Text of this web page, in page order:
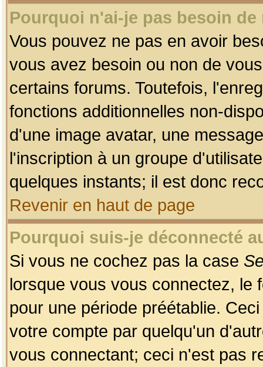
Pourquoi n'ai-je pas besoin
Vous pouvez ne pas en avoir
vous avez besoin ou non de
certains forums. Toutefois,
fonctions additionnelles non-
d'une image avatar, une
l'inscription à un groupe
quelques instants; il est donc
Revenir en haut de page
Pourquoi suis-je déconnecté
Si vous ne cochez pas la case
lorsque vous vous connectez, le
pour une période préétablie.
votre compte par quelqu'un
vous connectant; ceci n'est pas